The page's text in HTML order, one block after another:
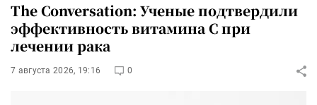
The Conversation: Ученые подтвердили
эффективность витамина C при
лечении рака
7 августа 2026, 19:16 0